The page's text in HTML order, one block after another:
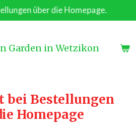
über die Homepage.
Garden in Wetzikon
bei Bestellungen
Homepage